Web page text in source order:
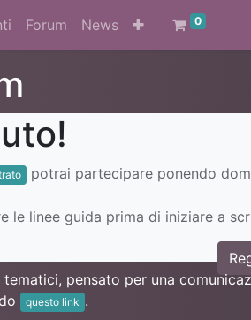
Forum News 0
potrai partecipare ponendo
linee guida prima di iniziare a
pensato per una
questo link .